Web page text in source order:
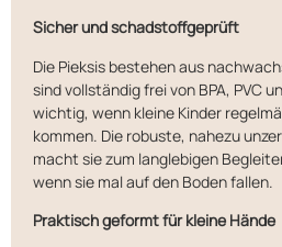
Sicher und schadstoffgeprüft
Die Pieksis bestehen aus
sind vollständig frei von BPA, PVC
wichtig, wenn kleine Kinder
kommen. Die robuste, nahezu
macht sie zum langlebigen
wenn sie mal auf den Boden fallen.
Praktisch geformt für kleine Hände